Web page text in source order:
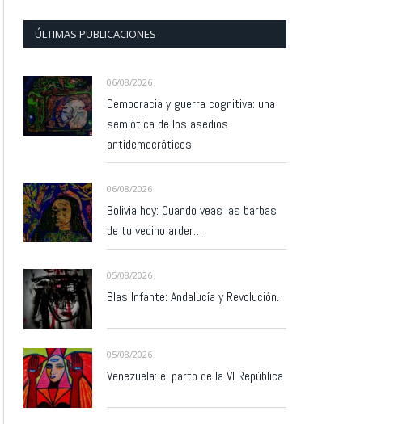
ÚLTIMAS PUBLICACIONES
06/08/2026
Democracia y guerra cognitiva: una
semiótica de los asedios
antidemocráticos
06/08/2026
Bolivia hoy: Cuando veas las barbas
de tu vecino arder…
05/08/2026
Blas Infante: Andalucía y Revolución.
05/08/2026
Venezuela: el parto de la VI República